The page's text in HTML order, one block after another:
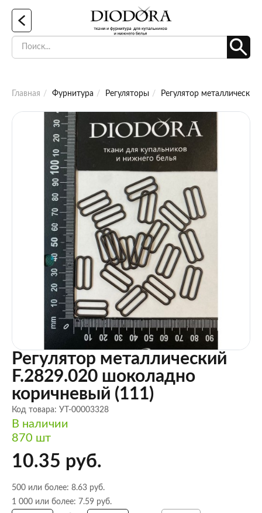
Главная Фурнитура Регуляторы Регулятор
Регулятор металлический
F.2829.020 шоколадно
коричневый (111)
Код товара: УТ-00003328
В наличии
870 шт
10.35 руб.
500 или более: 8.63 руб.
1 000 или более: 7.59 руб.